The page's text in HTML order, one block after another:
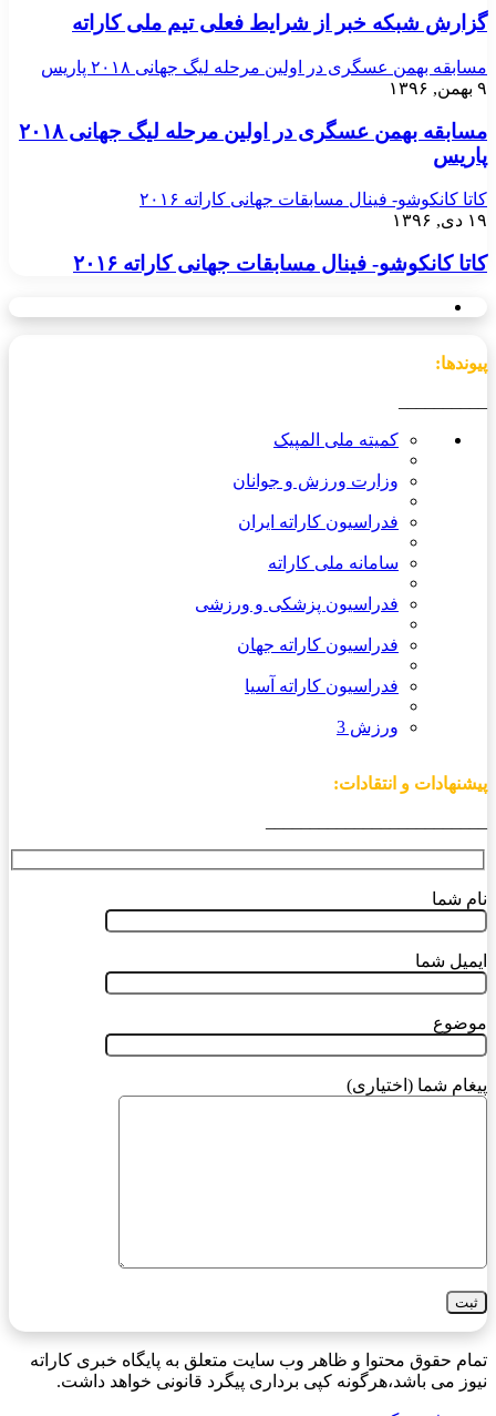
گزارش شبکه خبر از شرایط فعلی تیم ملی کاراته
مسابقه بهمن عسگری در اولین مرحله لیگ جهانی ۲۰۱۸ پاریس
۹ بهمن, ۱۳۹۶
مسابقه بهمن عسگری در اولین مرحله لیگ جهانی ۲۰۱۸
پاریس
کاتا کانکوشو- فینال مسابقات جهانی کاراته ۲۰۱۶
۱۹ دی, ۱۳۹۶
کاتا کانکوشو- فینال مسابقات جهانی کاراته ۲۰۱۶
پیوندها:
کمیته ملی المپیک
وزارت ورزش و جوانان
فدراسیون کاراته ایران
سامانه ملی کاراته
فدراسیون پزشکی و ورزشی
فدراسیون کاراته جهان
فدراسیون کاراته آسیا
ورزش 3
پیشنهادات و انتقادات:
نام شما
ایمیل شما
موضوع
پیغام شما (اختیاری)
تمام حقوق محتوا و ظاهر وب سایت متعلق به پایگاه خبری کاراته
نیوز می باشد،هرگونه کپی برداری پیگرد قانونی خواهد داشت.